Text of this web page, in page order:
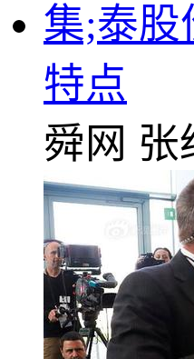
集;泰股
特点
舜网 张